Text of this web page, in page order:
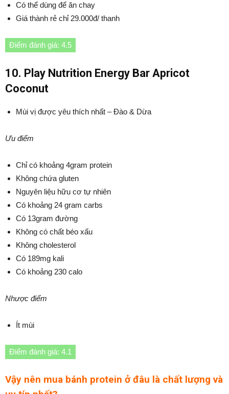
Có thể dùng để ăn chay
Giá thành rẻ chỉ 29.000đ/ thanh
Điểm đánh giá: 4.5
10. Play Nutrition Energy Bar Apricot
Coconut
Mùi vị được yêu thích nhất – Đào & Dừa
Ưu điểm
Chỉ có khoảng 4gram protein
Không chứa gluten
Nguyên liệu hữu cơ tự nhiên
Có khoảng 24 gram carbs
Có 13gram đường
Không có chất béo xấu
Không cholesterol
Có 189mg kali
Có khoảng 230 calo
Nhược điểm
Ít mùi
Điểm đánh giá: 4.1
Vậy nên mua bánh protein ở đâu là chất lượng và